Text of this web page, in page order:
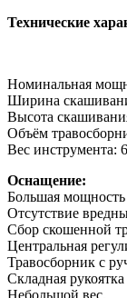
Технические
Номинальная
Ширина
Высота
Объём
Вес инструмента:
Оснащение:
Большая мощность
Отсутствие
Сбор скошенной
Центральная
Травосборник с
Складная
Небольшой вес.